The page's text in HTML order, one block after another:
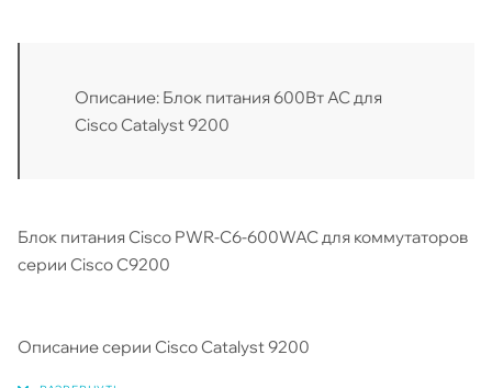
Описание: Блок питания 600Вт AC для
Cisco Catalyst 9200
Блок питания Cisco PWR-C6-600WAC для коммутаторов
серии Cisco C9200
Описание серии Cisco Catalyst 9200